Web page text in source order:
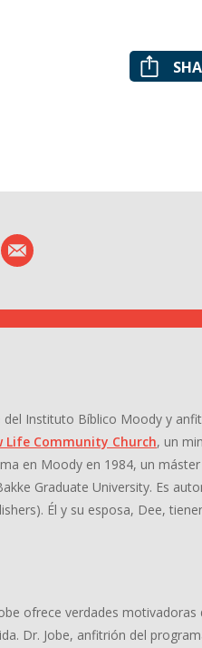
del Instituto Bíblico Moody y
Life Community Church, un
en Moody en 1984, un
Graduate University. Es
Él y su esposa, Dee,
ofrece verdades
Dr. Jobe, anfitrión del